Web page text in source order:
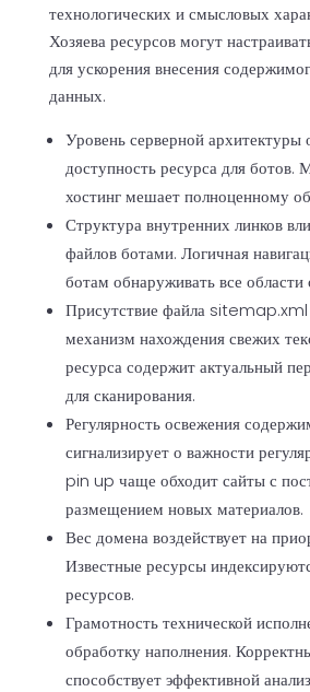
технологических и смысловых
Хозяева ресурсов могут
для ускорения внесения
данных.
Уровень серверной архитектуры
доступность ресурса для ботов.
хостинг мешает полноценному
Структура внутренних линков
файлов ботами. Логичная
ботам обнаруживать все области
Присутствие файла sitemap.xml
механизм нахождения свежих
ресурса содержит актуальный
для сканирования.
Регулярность освежения
сигнализирует о важности
pin up чаще обходит сайты с
размещением новых материалов.
Вес домена воздействует на
Известные ресурсы
ресурсов.
Грамотность технической
обработку наполнения.
способствует эффективной